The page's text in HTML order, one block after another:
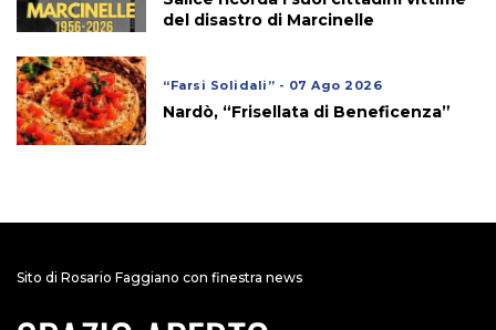
del disastro di Marcinelle
“Farsi Solidali” - 07 Ago 2026
Nardò, “Frisellata di Beneficenza”
Sito di Rosario Faggiano con finestra news